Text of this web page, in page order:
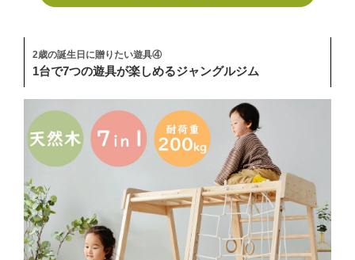
2歳の誕生日に贈りたい遊具④
1台で7つの遊具が楽しめるジャングルジム